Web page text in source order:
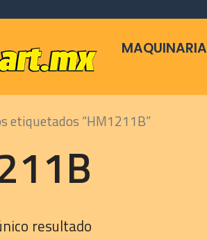
MAQUINARIA
etiquetados “HM1211B”
resultado